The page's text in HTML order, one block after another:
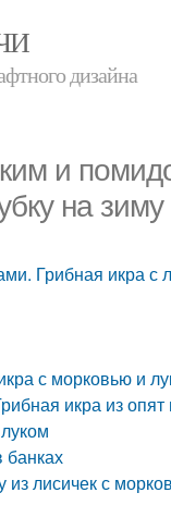
дизайна
и
на зиму
Грибная икра с
с морковью и
икра из
банках
лисичек с